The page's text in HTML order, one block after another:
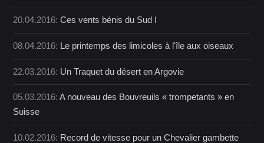
20.04.2016:Ces vents bénis du Sud I
08.04.2016: Le printemps des limicoles à l'île aux oiseaux
22.03.2016: Un Traquet du désert en Argovie
05.03.2016:A nouveau des Bouvreuils « trompetants » en
Suisse
10.02.2016: Record de vitesse pour un Chevalier gambette